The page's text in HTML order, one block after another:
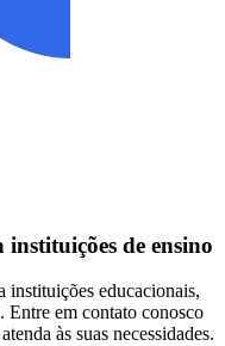
de ensino
instituições educacionais,
Entre em contato conosco
às suas necessidades.